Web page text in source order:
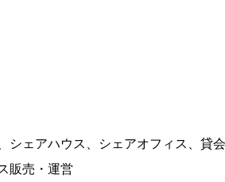
ェアハウス、シェアオフィス、貸
販売・運営